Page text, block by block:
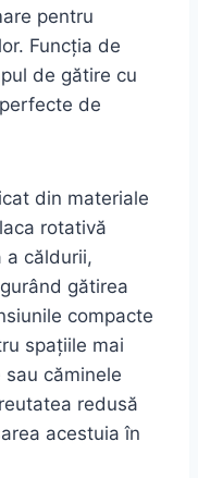
pentru
Funcția de
de gătire cu
de
din materiale
rotativă
a căldurii,
gătirea
compacte
spațiile mai
căminele
redusă
acestuia în